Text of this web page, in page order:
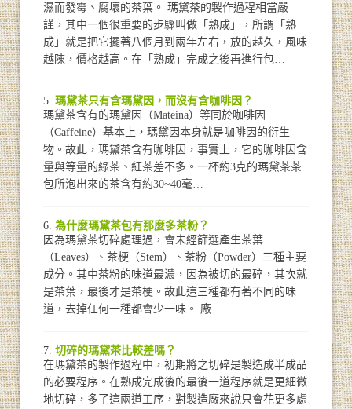
濕而發霉、腐壞的茶葉。 瑪黛茶的製作過程相當嚴
謹，其中一個很重要的步驟叫做「熟成」，所謂「熟
成」就是把它擺著八個月到兩年左右，放的越久，風味
越陳，價格越高。在「熟成」完成之後再進行包…
瑪黛茶只有含瑪黛因，而沒有含咖啡因？
瑪黛茶含有的瑪黛因（Mateina）等同於咖啡因
（Caffeine）基本上，瑪黛因本身就是咖啡因的衍生
物。故此，瑪黛茶含有咖啡因，事實上，它的咖啡因含
量與等量的綠茶、紅茶差不多。一杯約3克的瑪黛茶茶
包所泡出來的茶含有約30~40毫…
為什麼瑪黛茶包有那麼多茶粉？
因為瑪黛茶切碎處理過，會未經篩選產生茶葉
（Leaves）、茶梗（Stem）、茶粉（Powder）三種主要
成分。其中茶粉的味道最濃，因為被切的最碎，其次就
是茶葉，最後才是茶梗。故此這三種都有著不同的味
道，去掉任何一種都會少一味。 廠…
切碎的瑪黛茶比較差嗎？
在瑪黛茶的製作過程中，初期將之切碎是製造成半成品
的必要程序。在熟成完成後的最後一道程序就是更細微
地切碎，多了這兩道工序，對製造廠來說只會花更多處